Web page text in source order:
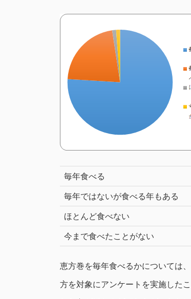
毎年食べる
毎年ではないが食べる年もある
ほとんど食べない
今まで食べたことがない
恵方巻を毎年食べるかについては、
方を対象にアンケートを実施したこ